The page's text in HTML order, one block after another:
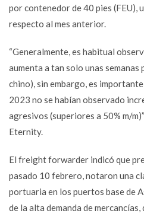
por contenedor de 40 pies (FEU),
respecto al mes anterior.
“Generalmente, es habitual
aumenta a tan solo unas
chino), sin embargo, es
2023 no se habían observado
agresivos (superiores a 50% m/
Eternity.
El freight forwarder indicó que
pasado 10 febrero, notaron una
portuaria en los puertos base de
de la alta demanda de